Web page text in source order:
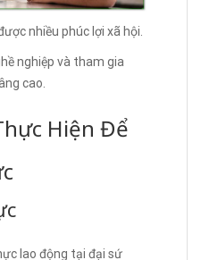
nhiều phúc lợi xã hội.
nghiệp và tham gia
cao.
Hiện Để
lao động tại đại sứ